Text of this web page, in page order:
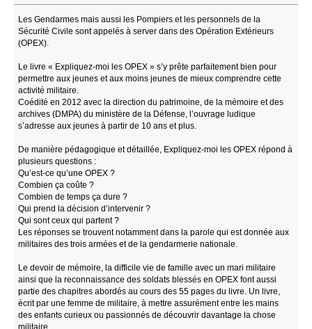
Les Gendarmes mais aussi les Pompiers et les personnels de la
Sécurité Civile sont appelés à server dans des Opération Extérieurs
(OPEX).
Le livre « Expliquez-moi les OPEX » s’y prête parfaitement bien pour
permettre aux jeunes et aux moins jeunes de mieux comprendre cette
activité militaire.
Coédité en 2012 avec la direction du patrimoine, de la mémoire et des
archives (DMPA) du ministère de la Défense, l’ouvrage ludique
s’adresse aux jeunes à partir de 10 ans et plus.
De manière pédagogique et détaillée, Expliquez-moi les OPEX répond à
plusieurs questions :
Qu’est-ce qu’une OPEX ?
Combien ça coûte ?
Combien de temps ça dure ?
Qui prend la décision d’intervenir ?
Qui sont ceux qui partent ?
Les réponses se trouvent notamment dans la parole qui est donnée aux
militaires des trois armées et de la gendarmerie nationale.
Le devoir de mémoire, la difficile vie de famille avec un mari militaire
ainsi que la reconnaissance des soldats blessés en OPEX font aussi
partie des chapitres abordés au cours des 55 pages du livre. Un livre,
écrit par une femme de militaire, à mettre assurément entre les mains
des enfants curieux ou passionnés de découvrir davantage la chose
militaire.